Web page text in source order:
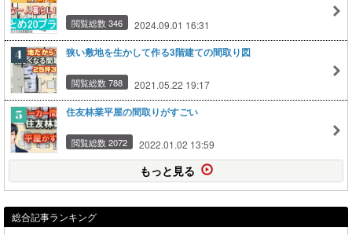
閲覧総数 346 2024.09.01 16:31
狭い敷地を生かして作る3階建ての間取り図
閲覧総数 788 2021.05.22 19:17
住友林業平屋の間取りがすごい
閲覧総数 2072 2022.01.02 13:59
もっと見る
総合記事ランキング